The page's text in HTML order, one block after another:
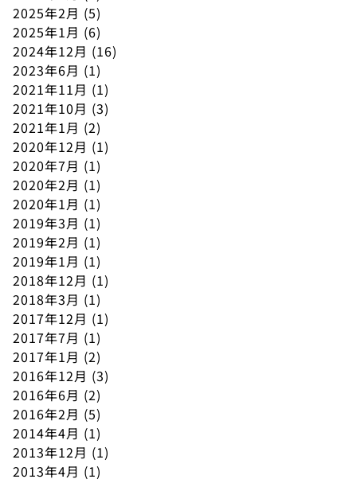
2025年2月 (5)
2025年1月 (6)
2024年12月 (16)
2023年6月 (1)
2021年11月 (1)
2021年10月 (3)
2021年1月 (2)
2020年12月 (1)
2020年7月 (1)
2020年2月 (1)
2020年1月 (1)
2019年3月 (1)
2019年2月 (1)
2019年1月 (1)
2018年12月 (1)
2018年3月 (1)
2017年12月 (1)
2017年7月 (1)
2017年1月 (2)
2016年12月 (3)
2016年6月 (2)
2016年2月 (5)
2014年4月 (1)
2013年12月 (1)
2013年4月 (1)